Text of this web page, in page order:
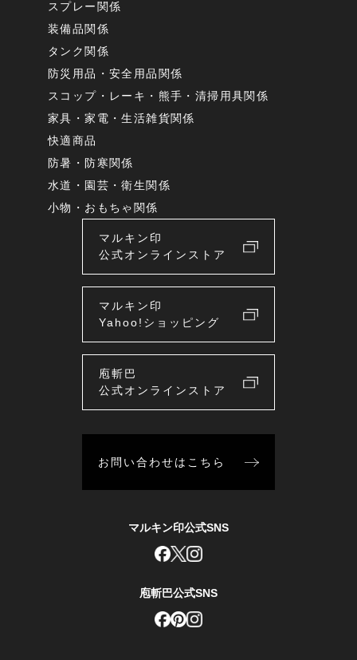
スプレー関係
装備品関係
タンク関係
防災用品・安全用品関係
スコップ・レーキ・熊手・清掃用具関係
家具・家電・生活雑貨関係
快適商品
防暑・防寒関係
水道・園芸・衛生関係
小物・おもちゃ関係
マルキン印
公式オンラインストア
マルキン印
Yahoo!ショッピング
庖斬巴
公式オンラインストア
お問い合わせはこちら
マルキン印公式SNS
庖斬巴公式SNS